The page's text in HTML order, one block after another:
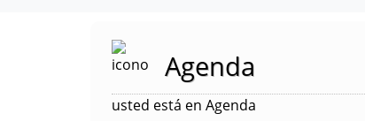
Agenda
usted está en Agenda